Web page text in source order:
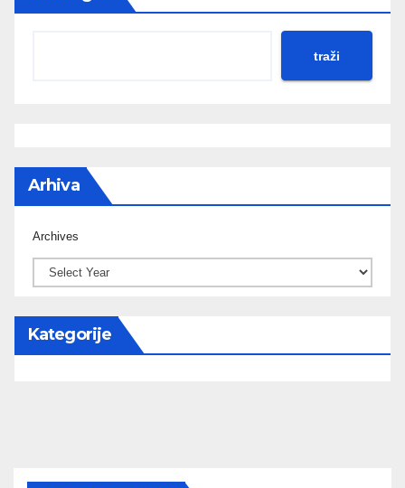
traži
Arhiva
Archives
Kategorije